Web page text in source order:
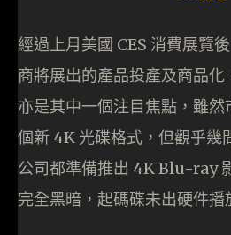
經過上月美國 CES 消費展覽
商將展出的產品投產及商品
亦是其中一個注目焦點，雖
個新 4K 光碟格式，但觀乎幾
公司都準備推出 4K Blu-ray
完全黑暗，起碼碟未出硬件播